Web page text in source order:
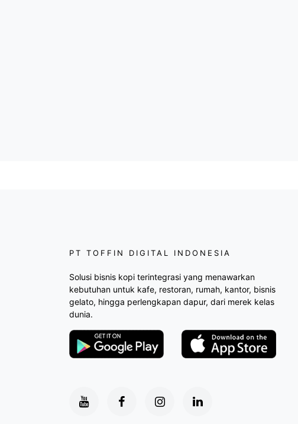
PT TOFFIN DIGITAL INDONESIA
Solusi bisnis kopi terintegrasi yang menawarkan
kebutuhan untuk kafe, restoran, rumah, kantor, bisnis
gelato, hingga perlengkapan dapur, dari merek kelas
dunia.